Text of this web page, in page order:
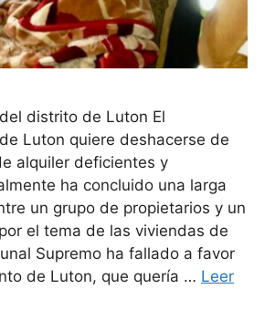
distrito de Luton El
Luton quiere deshacerse de
alquiler deficientes y
ha concluido una larga
un grupo de propietarios y un
el tema de las viviendas de
Supremo ha fallado a favor
de Luton, que quería … Leer